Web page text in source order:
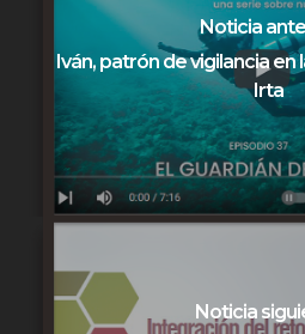
Noticia
Iván, patrón de vigilancia en
Irta
Noticia